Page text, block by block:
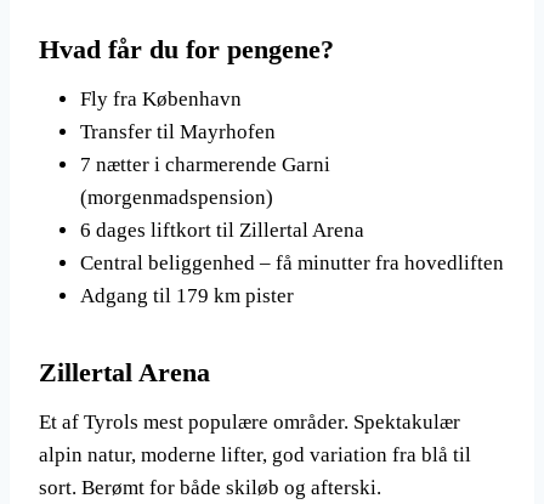
Hvad får du for pengene?
Fly fra København
Transfer til Mayrhofen
7 nætter i charmerende Garni
(morgenmadspension)
6 dages liftkort til Zillertal Arena
Central beliggenhed – få minutter fra hovedliften
Adgang til 179 km pister
Zillertal Arena
Et af Tyrols mest populære områder. Spektakulær
alpin natur, moderne lifter, god variation fra blå til
sort. Berømt for både skiløb og afterski.